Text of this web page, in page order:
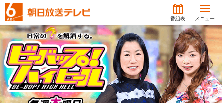
番組表 メニュー